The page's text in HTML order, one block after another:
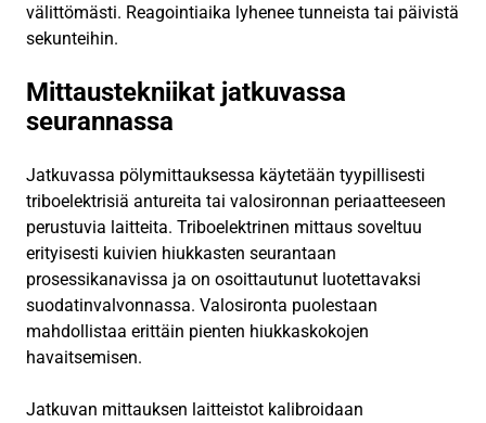
välittömästi. Reagointiaika lyhenee tunneista tai päivistä
sekunteihin.
Mittaustekniikat jatkuvassa
seurannassa
Jatkuvassa pölymittauksessa käytetään tyypillisesti
triboelektrisiä antureita tai valosironnan periaatteeseen
perustuvia laitteita. Triboelektrinen mittaus soveltuu
erityisesti kuivien hiukkasten seurantaan
prosessikanavissa ja on osoittautunut luotettavaksi
suodatinvalvonnassa. Valosironta puolestaan
mahdollistaa erittäin pienten hiukkaskokojen
havaitsemisen.
Jatkuvan mittauksen laitteistot kalibroidaan